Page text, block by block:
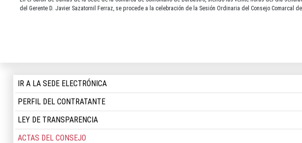
del Gerente D. Javier Sazatornil Ferraz, se procede a la celebración de la Sesión Ordinaria del Consejo Comarcal
IR A LA SEDE ELECTRÓNICA
PERFIL DEL CONTRATANTE
LEY DE TRANSPARENCIA
ACTAS DEL CONSEJO